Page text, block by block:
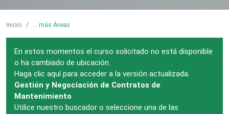
Inicio más Áreas
En estos momentos el curso solicitado no está disponible
o ha cambiado de ubicación.
Haga clic aquí para acceder a la versión actualizada.
Gestión y Negociación de Contratos de
Mantenimiento
Utilice nuestro buscador o seleccione una de las